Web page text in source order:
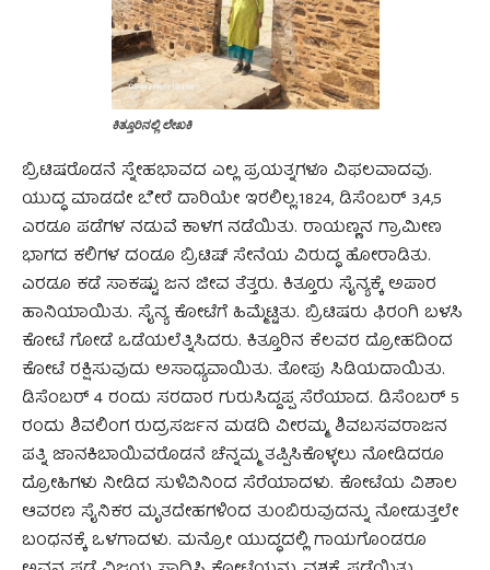
ಕಿತ್ತೂರಿನಲ್ಲಿ ಲೇಖಕಿ
ಬ್ರಿಟಿಷರೊಡನೆ ಸ್ನೇಹಭಾವದ ಎಲ್ಲ ಪ್ರಯತ್ನಗಳೂ ವಿಫಲವಾದವು.
ಯುದ್ಧ ಮಾಡದೇ ಬೇರೆ ದಾರಿಯೇ ಇರಲಿಲ್ಲ.1824, ಡಿಸೆಂಬರ್ 3,4,5
ಎರಡೂ ಪಡೆಗಳ ನಡುವೆ ಕಾಳಗ ನಡೆಯಿತು. ರಾಯಣ್ಣನ ಗ್ರಾಮೀಣ
ಭಾಗದ ಕಲಿಗಳ ದಂಡೂ ಬ್ರಿಟಿಷ್ ಸೇನೆಯ ವಿರುದ್ಧ ಹೋರಾಡಿತು.
ಎರಡೂ ಕಡೆ ಸಾಕಷ್ಟು ಜನ ಜೀವ ತೆತ್ತರು. ಕಿತ್ತೂರು ಸೈನ್ಯಕ್ಕೆ ಅಪಾರ
ಹಾನಿಯಾಯಿತು. ಸೈನ್ಯ ಕೋಟೆಗೆ ಹಿಮ್ಮೆಟ್ಟಿತು. ಬ್ರಿಟಿಷರು ಫಿರಂಗಿ ಬಳಸಿ
ಕೋಟೆ ಗೋಡೆ ಒಡೆಯಲೆತ್ನಿಸಿದರು. ಕಿತ್ತೂರಿನ ಕೆಲವರ ದ್ರೋಹದಿಂದ
ಕೋಟೆ ರಕ್ಷಿಸುವುದು ಅಸಾಧ್ಯವಾಯಿತು. ತೋಪು ಸಿಡಿಯದಾಯಿತು.
ಡಿಸೆಂಬರ್ 4 ರಂದು ಸರದಾರ ಗುರುಸಿದ್ದಪ್ಪ ಸೆರೆಯಾದ. ಡಿಸೆಂಬರ್ 5
ರಂದು ಶಿವಲಿಂಗ ರುದ್ರಸರ್ಜನ ಮಡದಿ ವೀರಮ್ಮ, ಶಿವಬಸವರಾಜನ
ಪತ್ನಿ ಜಾನಕಿಬಾಯಿವರೊಡನೆ ಚೆನ್ನಮ್ಮ ತಪ್ಪಿಸಿಕೊಳ್ಳಲು ನೋಡಿದರೂ
ದ್ರೋಹಿಗಳು ನೀಡಿದ ಸುಳಿವಿನಿಂದ ಸೆರೆಯಾದಳು. ಕೋಟೆಯ ವಿಶಾಲ
ಆವರಣ ಸೈನಿಕರ ಮೃತದೇಹಗಳಿಂದ ತುಂಬಿರುವುದನ್ನು ನೋಡುತ್ತಲೇ
ಬಂಧನಕ್ಕೆ ಒಳಗಾದಳು. ಮನ್ರೋ ಯುದ್ಧದಲ್ಲಿ ಗಾಯಗೊಂಡರೂ